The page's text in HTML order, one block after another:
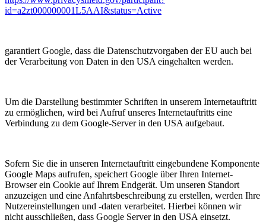
id=a2zt000000001L5AAI&status=Active
garantiert Google, dass die Datenschutzvorgaben der EU auch bei
der Verarbeitung von Daten in den USA eingehalten werden.
Um die Darstellung bestimmter Schriften in unserem Internetauftritt
zu ermöglichen, wird bei Aufruf unseres Internetauftritts eine
Verbindung zu dem Google-Server in den USA aufgebaut.
Sofern Sie die in unseren Internetauftritt eingebundene Komponente
Google Maps aufrufen, speichert Google über Ihren Internet-
Browser ein Cookie auf Ihrem Endgerät. Um unseren Standort
anzuzeigen und eine Anfahrtsbeschreibung zu erstellen, werden Ihre
Nutzereinstellungen und -daten verarbeitet. Hierbei können wir
nicht ausschließen, dass Google Server in den USA einsetzt.